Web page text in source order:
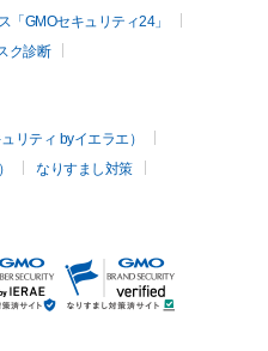
GMOセキュリティ24」
ク診断
リティ byイエラエ）
なりすまし対策